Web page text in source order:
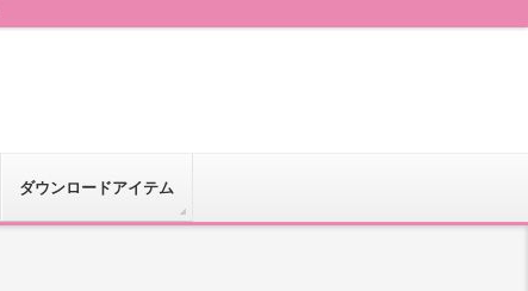
ダウンロードアイテム